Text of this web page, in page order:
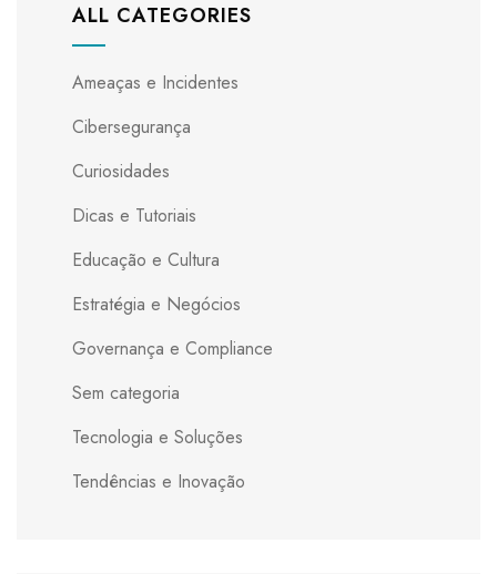
ALL CATEGORIES
Ameaças e Incidentes
Cibersegurança
Curiosidades
Dicas e Tutoriais
Educação e Cultura
Estratégia e Negócios
Governança e Compliance
Sem categoria
Tecnologia e Soluções
Tendências e Inovação